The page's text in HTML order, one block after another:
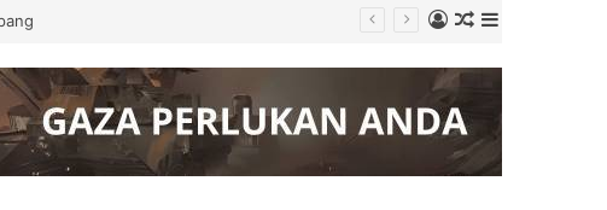
Sempadan
Random
Article
Log
In